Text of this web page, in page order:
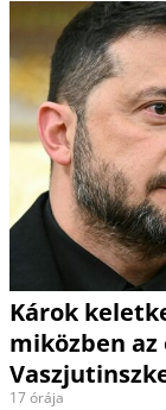
Károk
miközben
17 órája